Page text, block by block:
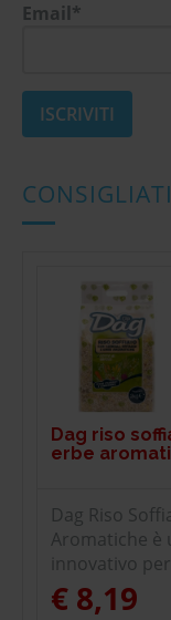
Email*
CONSIGLIATI
Dag riso
erbe
Dag Riso
Aromatiche è
innovativo
€ 8,19